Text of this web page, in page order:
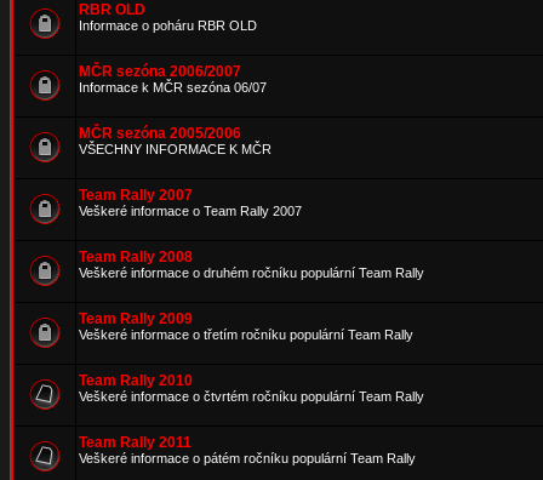
RBR OLD
Informace o poháru RBR OLD
MČR sezóna 2006/2007
Informace k MČR sezóna 06/07
MČR sezóna 2005/2006
VŠECHNY INFORMACE K MČR
Team Rally 2007
Veškeré informace o Team Rally 2007
Team Rally 2008
Veškeré informace o druhém ročníku populární Team Rally
Team Rally 2009
Veškeré informace o třetím ročníku populární Team Rally
Team Rally 2010
Veškeré informace o čtvrtém ročníku populární Team Rally
Team Rally 2011
Veškeré informace o pátém ročníku populární Team Rally